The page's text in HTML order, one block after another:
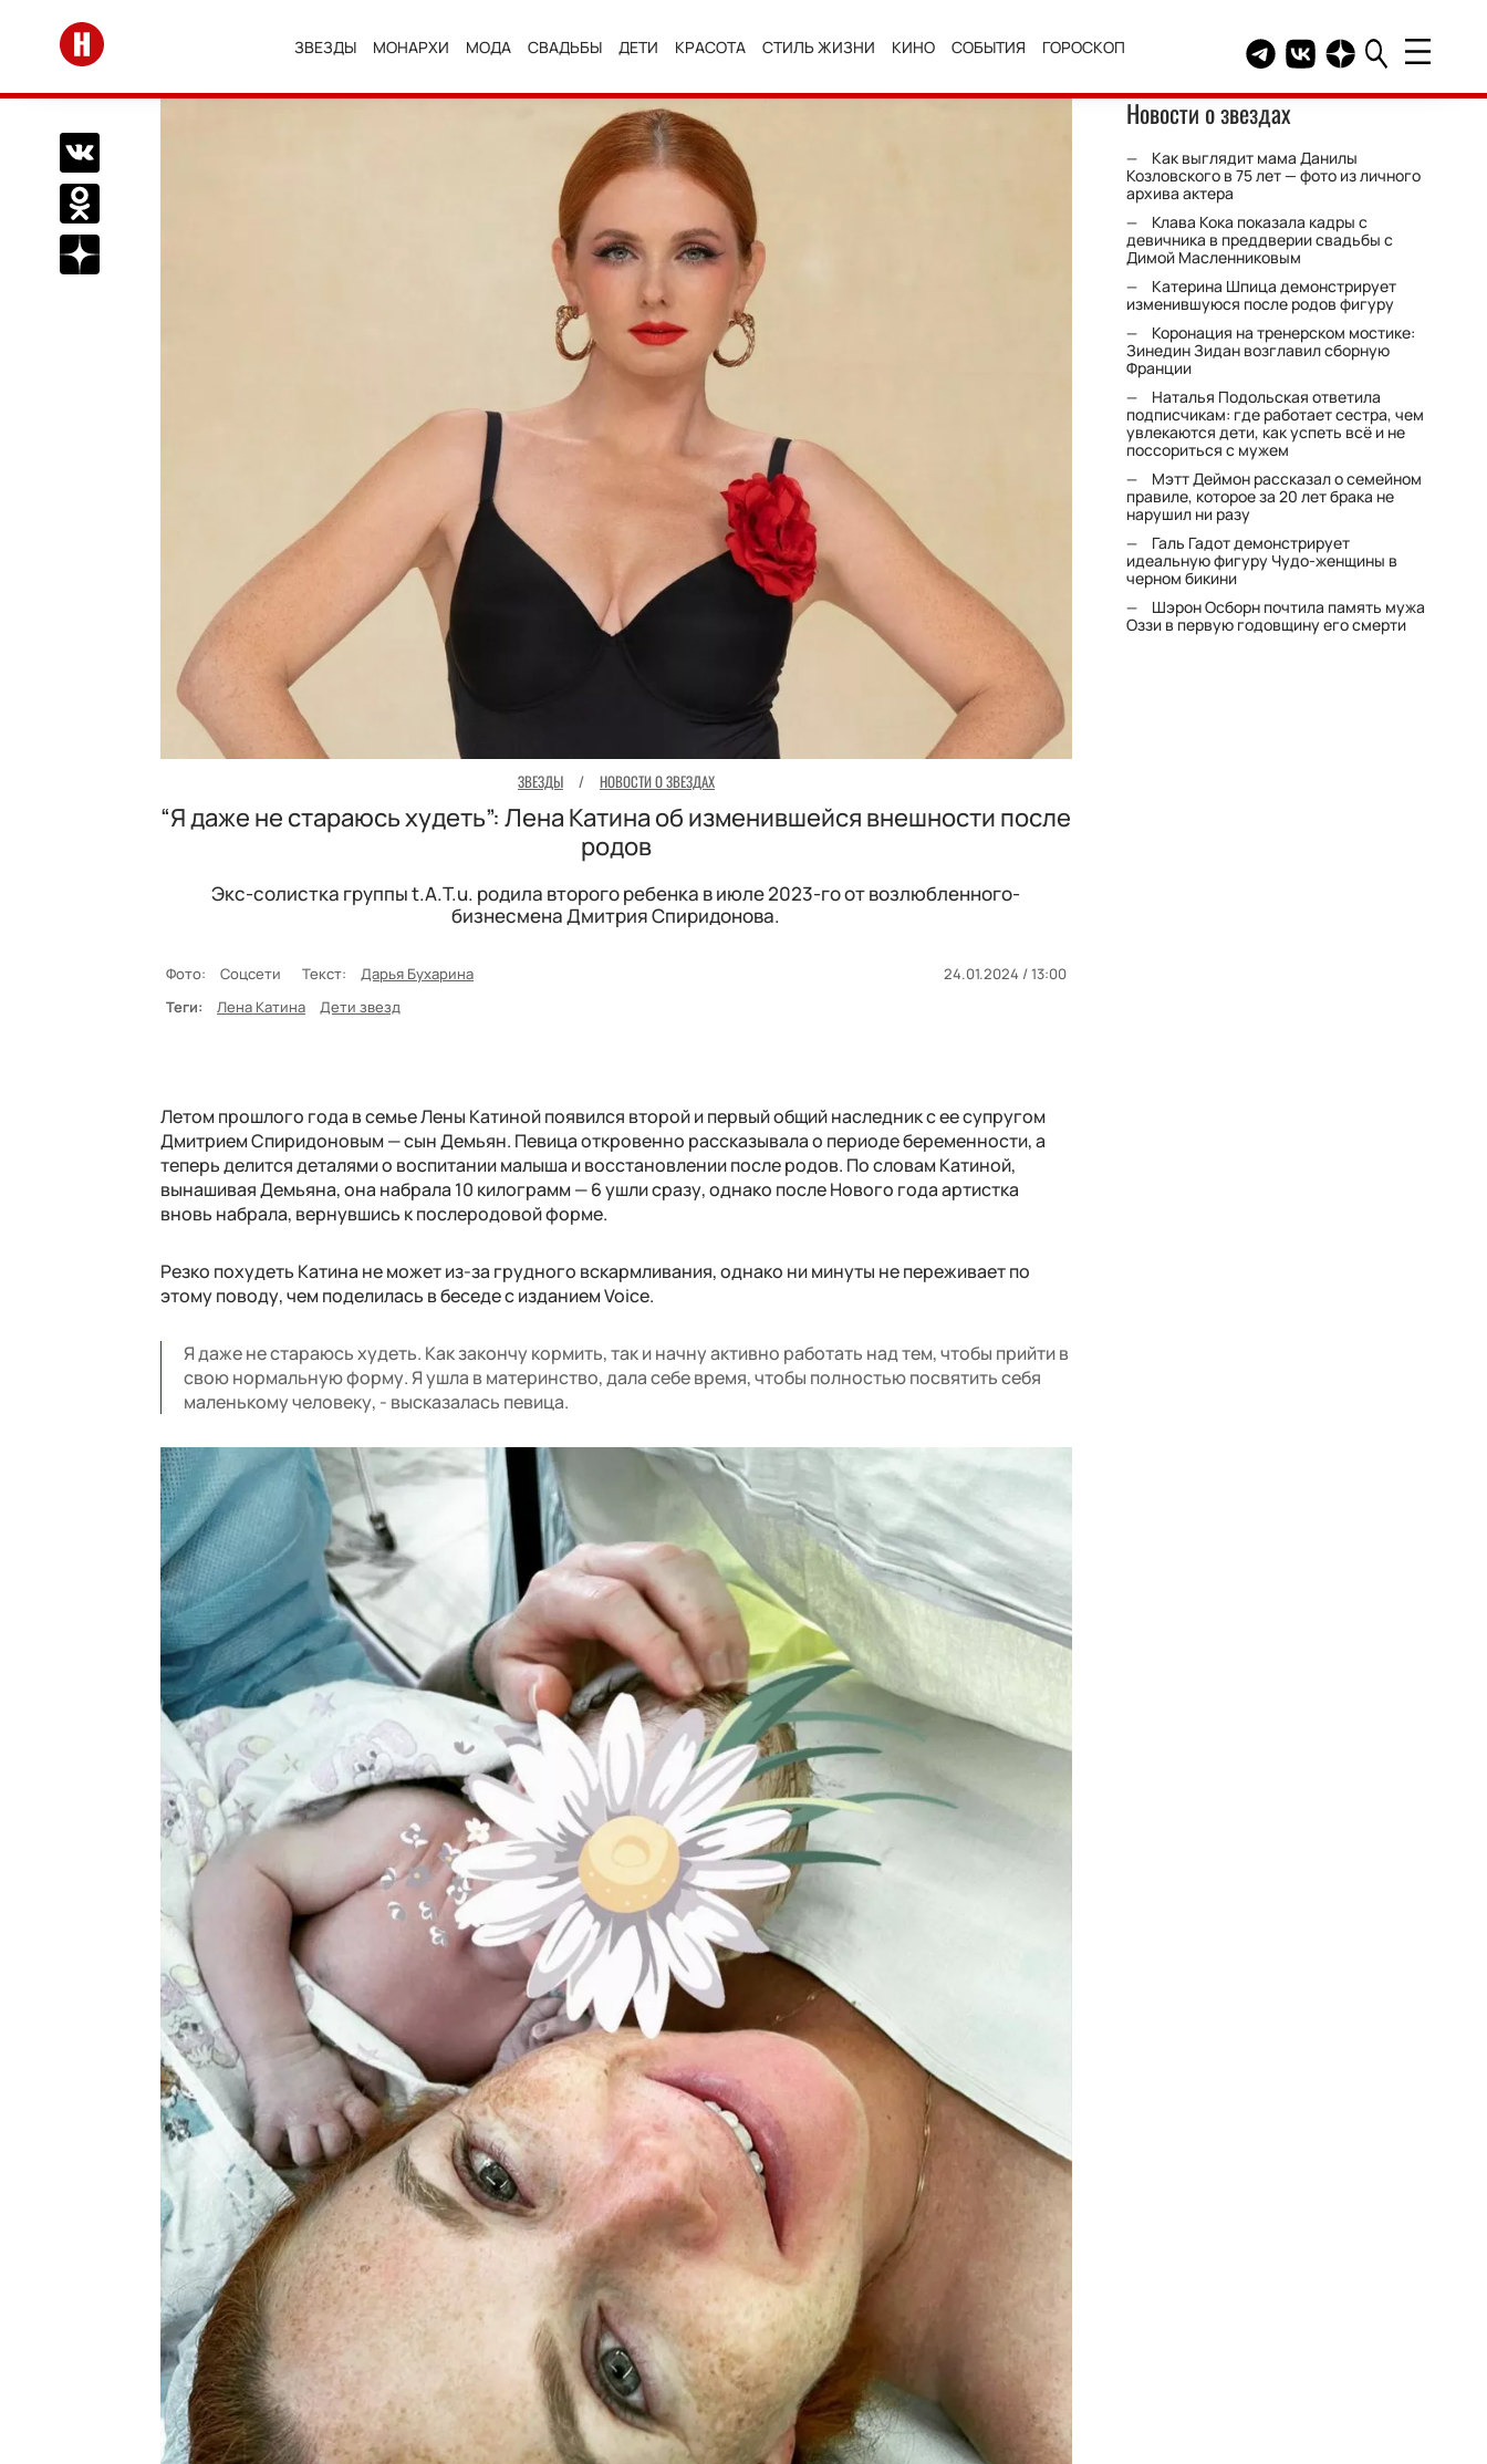
Перейти на главную
ЗВЕЗДЫ МОНАРХИ МОДА СВАДЬБЫ ДЕТИ КРАСОТА СТИЛЬ ЖИЗНИ КИНО СОБЫТИЯ ГОРОСКОП Telegram канал HELLO
Группа HELLO
Канал HELLO в
Поделиться Вконтакте
Поделиться в Одноклассниках
Подписаться на нас в Дзен
ЗВЕЗДЫ / НОВОСТИ О ЗВЕЗДАХ
“Я даже не стараюсь худеть”: Лена Катина об изменившейся внешности после
родов
Экс-солистка группы t.A.T.u. родила второго ребенка в июле 2023-го от возлюбленного-
бизнесмена Дмитрия Спиридонова.
Фото: Соцсети Текст: Дарья Бухарина
24.01.2024 / 13:00
Теги:
Лена Катина Дети звезд
Летом прошлого года в семье Лены Катиной появился второй и первый общий наследник с ее супругом
Дмитрием Спиридоновым — сын Демьян. Певица откровенно рассказывала о периоде беременности, а
теперь делится деталями о воспитании малыша и восстановлении после родов. По словам Катиной,
вынашивая Демьяна, она набрала 10 килограмм — 6 ушли сразу, однако после Нового года артистка
вновь набрала, вернувшись к послеродовой форме.
Резко похудеть Катина не может из-за грудного вскармливания, однако ни минуты не переживает по
этому поводу, чем поделилась в беседе с изданием Voice.
Я даже не стараюсь худеть. Как закончу кормить, так и начну активно работать над тем, чтобы прийти в
свою нормальную форму. Я ушла в материнство, дала себе время, чтобы полностью посвятить себя
маленькому человеку, - высказалась певица.
Новости о звездах
Как выглядит мама Данилы
Козловского в 75 лет — фото из личного
архива актера
Клава Кока показала кадры с
девичника в преддверии свадьбы с
Димой Масленниковым
Катерина Шпица демонстрирует
изменившуюся после родов фигуру
Коронация на тренерском мостике:
Зинедин Зидан возглавил сборную
Франции
Наталья Подольская ответила
подписчикам: где работает сестра, чем
увлекаются дети, как успеть всё и не
поссориться с мужем
Мэтт Деймон рассказал о семейном
правиле, которое за 20 лет брака не
нарушил ни разу
Галь Гадот демонстрирует
идеальную фигуру Чудо-женщины в
черном бикини
Шэрон Осборн почтила память мужа
Оззи в первую годовщину его смерти